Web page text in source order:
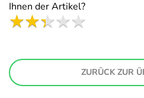
Ihnen der Artikel?
ZURÜCK ZUR